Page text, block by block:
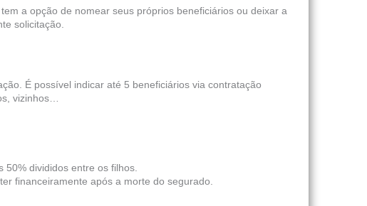
a opção de nomear seus próprios beneficiários ou deixar a
solicitação.
É possível indicar até 5 beneficiários via contratação
vizinhos…
divididos entre os filhos.
financeiramente após a morte do segurado.